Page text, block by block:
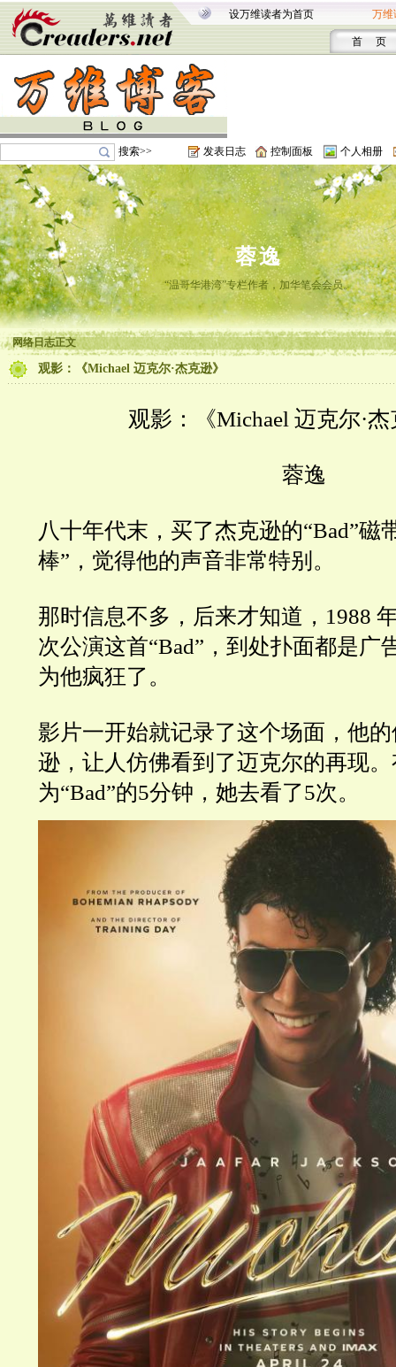
设万维读者为首页 万维
首 页
搜索>> 发表日志 控制面板 个人相册
蓉逸
“温哥华港湾”专栏作者，加华笔会会员。
网络日志正文
观影：《Michael 迈克尔·杰克逊》
观影：《Michael 迈克尔·
蓉逸
八十年代末，买了杰克逊的“Bad”磁
棒”，觉得他的声音非常特别。
那时信息不多，后来才知道，1988
次公演这首“Bad”，到处扑面都是广
为他疯狂了。
影片一开始就记录了这个场面，他
逊，让人仿佛看到了迈克尔的再现
为“Bad”的5分钟，她去看了5次。